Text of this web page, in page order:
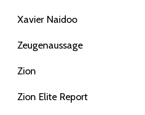
Xavier Naidoo
Zeugenaussage
Zion
Zion Elite Report